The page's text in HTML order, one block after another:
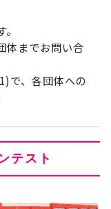
体までお問い合
で、各団体への
テスト